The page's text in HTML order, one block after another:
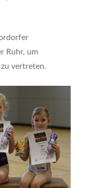
Ruhr, um
vertreten.